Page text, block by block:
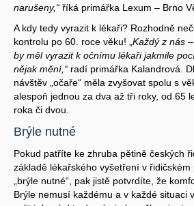
narušeny,“ říká primářka Lexum – Brno
A kdy tedy vyrazit k lékaři? Rozhodně
kontrolu po 60. roce věku! „ Každý z nás
by měl vyrazit k očnímu lékaři jakmile
nějak mění,“ radí primářka Kalandrová.
návštěv „očaře“ měla zvyšovat spolu s
alespoň jednou za dva až tři roky, od 65
roka či dvou.
Brýle nutné
Pokud patříte ke zhruba pětině českých
základě lékařského vyšetření v řidičském
„brýle nutné“, pak jistě potvrdíte, že
Brýle nemusí každému a v každé situaci